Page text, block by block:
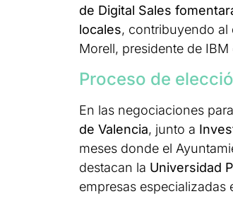
de Digital Sales
locales, contribuyendo al
Morell, presidente de
Proceso de
En las negociaciones
de Valencia, junto a
meses donde el
destacan la Universidad
empresas